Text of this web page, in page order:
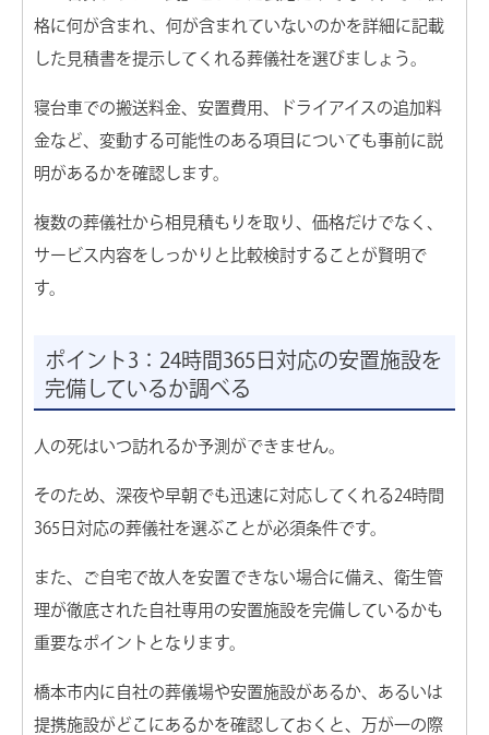
格に何が含まれ、何が含まれていないのかを詳細に記載
した見積書を提示してくれる葬儀社を選びましょう。
寝台車での搬送料金、安置費用、ドライアイスの追加料
金など、変動する可能性のある項目についても事前に説
明があるかを確認します。
複数の葬儀社から相見積もりを取り、価格だけでなく、
サービス内容をしっかりと比較検討することが賢明で
す。
ポイント3：24時間365日対応の安置施設を
完備しているか調べる
人の死はいつ訪れるか予測ができません。
そのため、深夜や早朝でも迅速に対応してくれる24時間
365日対応の葬儀社を選ぶことが必須条件です。
また、ご自宅で故人を安置できない場合に備え、衛生管
理が徹底された自社専用の安置施設を完備しているかも
重要なポイントとなります。
橋本市内に自社の葬儀場や安置施設があるか、あるいは
提携施設がどこにあるかを確認しておくと、万が一の際